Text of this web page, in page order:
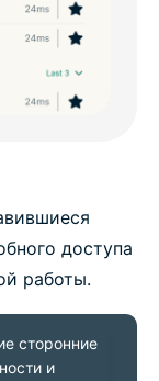
доступа
работы.